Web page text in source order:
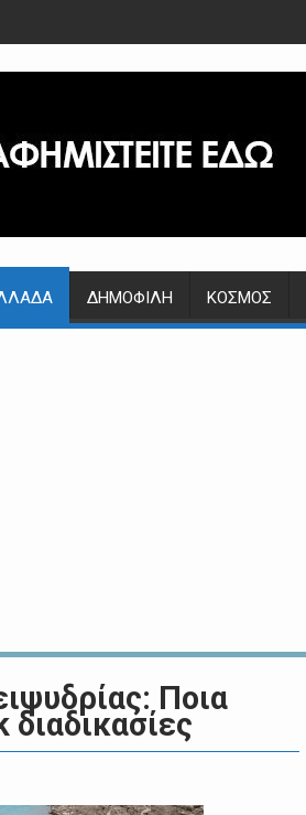
ΔΗΜΟΦΙΛΉ ΚΌΣΜΟΣ
Ποια